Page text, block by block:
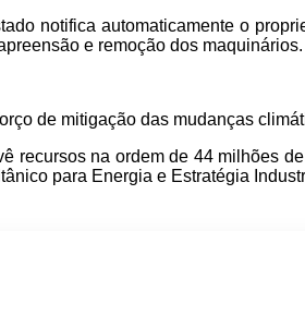
notifica automaticamente o
e remoção dos maquinários.
de mitigação das mudanças
recursos na ordem de 44 milhões
para Energia e Estratégia